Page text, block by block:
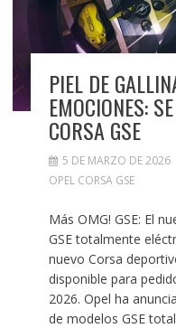
PIEL DE
EMOCIONES:
CORSA GSE
5 DE MARZO DE 2026
OPEL CORSA GSE
Más OMG! GSE: El
GSE totalmente
nuevo Corsa
disponible para
2026. Opel ha
de modelos GSE